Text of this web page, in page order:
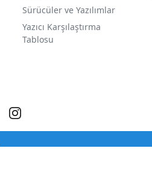
Sürücüler ve Yazılımlar
Yazıcı Karşılaştırma
Tablosu